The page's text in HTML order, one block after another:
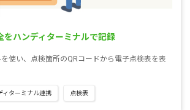
をハンディターミナルで記録
使い、点検箇所のQRコードから電子点検表を表
ィターミナル連携 点検表